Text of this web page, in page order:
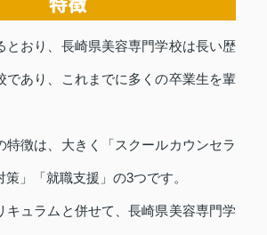
とおり、長崎県美容専門学校は長い歴
であり、これまでに多くの卒業生を輩
特徴は、大きく「スクールカウンセラ
」「就職支援」の3つです。
キュラムと併せて、長崎県美容専門学